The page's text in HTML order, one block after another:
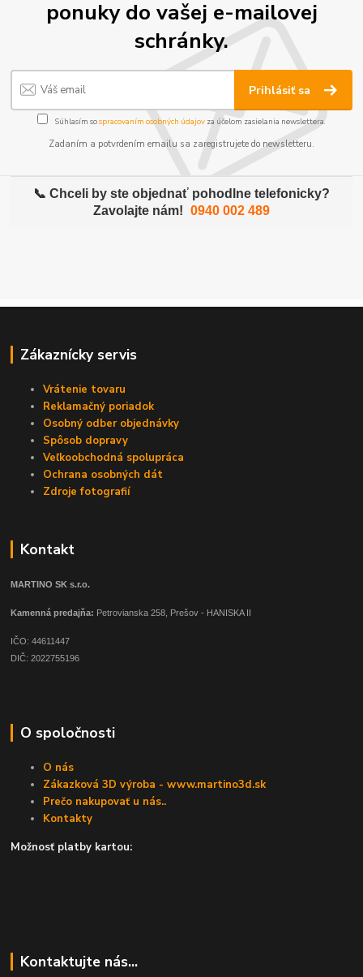
ponuky do vašej e-mailovej
schránky.
Prihlásiť sa
Súhlasím sospracovaním osobných údajov za účelom zasielania newslettera.
Zadaním a potvrdením emailu sa zaregistrujete do newsletteru.
📞 Chceli by ste objednať pohodlne telefonicky?
Zavolajte nám! 0940 002 489
Zákaznícky servis
Vrátenie tovaru
Reklamačný poriadok
Osobný odber objednávky
Spôsob dopravy
Veľkoobchodná spolupráca
Ochrana osobných dát
Zdroje fotografií
Kontakt
MARTINO SK s.r.o.
Kamenná predajňa: Petrovianska 258, Prešov - HANISKA II
IČO: 44611447
DIČ: 2022755196
O spoločnosti
O nás
Zákazková 3D výroba - www.martino3d.sk
Prečo nakupovať u nás..
Kontakty
Možnosť platby kartou:
Kontaktujte nás...